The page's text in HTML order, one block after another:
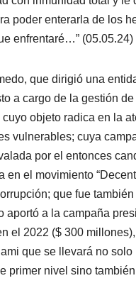
poder enterarla de los
enfrentaré…” (05.05.24)
que dirigió una
a cargo de la gestión
cuyo objeto radica en la
vulnerables; cuya
por el entonces
en el movimiento
que fue
aportó a la campaña
el 2022 ($ 300
que se llevará no solo
primer nivel sino